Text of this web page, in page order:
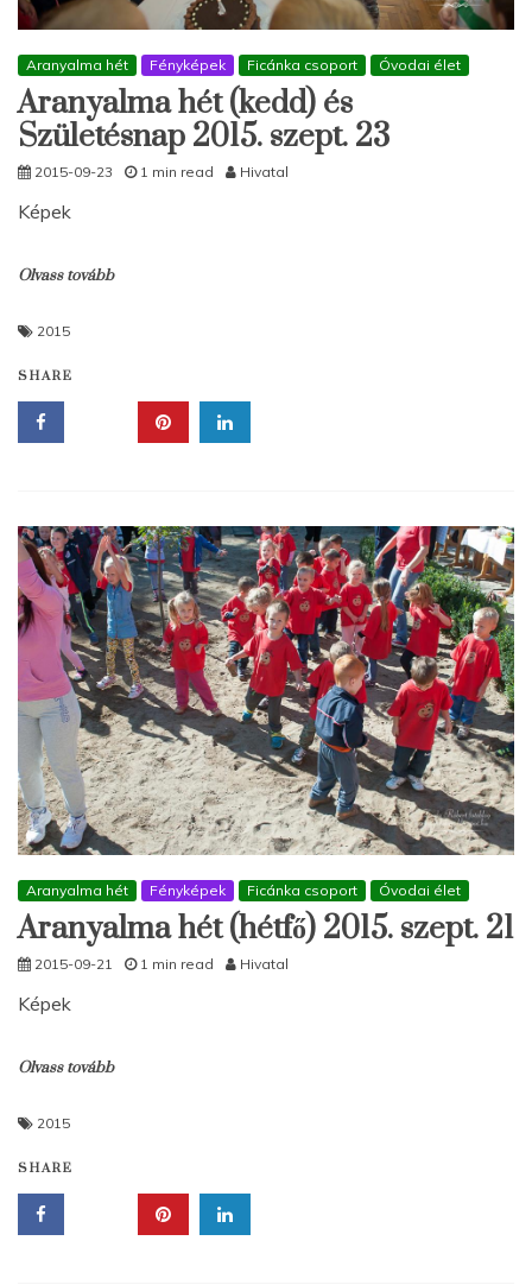
Aranyalma hét Fényképek Ficánka csoport Óvodai élet
Aranyalma hét (kedd) és
Születésnap 2015. szept. 23
2015-09-23 1 min read Hivatal
Képek
Olvass tovább
2015
SHARE
Aranyalma hét Fényképek Ficánka csoport Óvodai élet
Aranyalma hét (hétfő) 2015. szept. 21
2015-09-21 1 min read Hivatal
Képek
Olvass tovább
2015
SHARE